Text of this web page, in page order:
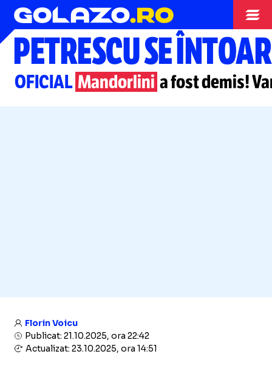
Superliga
PETRESCU SE
OFICIAL Mandorlini a fost demis!
Florin Voicu
Publicat: 21.10.2025, ora 22:42
Actualizat: 23.10.2025, ora 14:51